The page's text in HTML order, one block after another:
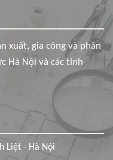
xuất, gia công và phân
Hà Nội và các tỉnh
Liệt - Hà Nội